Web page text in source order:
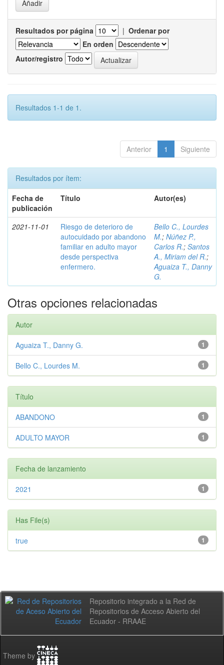
Resultados por página | Ordenar por
En orden
Autor/registro
Resultados 1-1 de 1.
Anterior 1 Siguiente
Resultados por ítem:
Fecha de
publicación
Título Autor(es)
2021-11-01
Riesgo de deterioro de
autocuidado por abandono
familiar en adulto mayor
desde perspectiva
enfermero.
Bello C., Lourdes
M.; Núñez P.,
Carlos R.; Santos
A., Miriam del R.;
Aguaiza T., Danny
G.
Otras opciones relacionadas
Autor
1
Aguaiza T., Danny G.
1
Bello C., Lourdes M.
Título
1
ABANDONO
1
ADULTO MAYOR
Fecha de lanzamiento
1
2021
Has File(s)
1
true
Repositorio integrado a la Red de
Repositorios de Acceso Abierto del
Ecuador - RRAAE
Theme by